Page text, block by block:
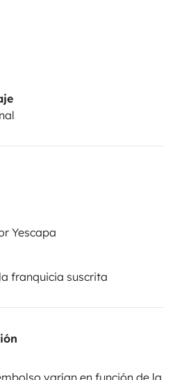
Yescapa
franquicia suscrita
varían en función de la